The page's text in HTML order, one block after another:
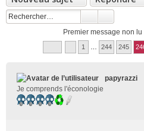
Premier message non lu
1 244 245
papyrazzi
Je comprends l'éconologie